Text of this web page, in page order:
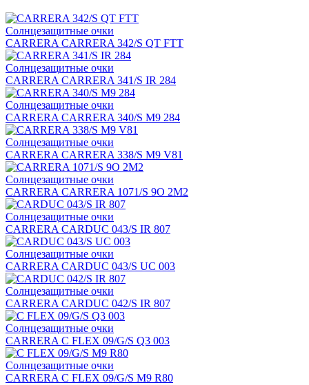
Солнцезащитные очки
CARRERA CARRERA 342/S QT FTT
Солнцезащитные очки
CARRERA CARRERA 341/S IR 284
Солнцезащитные очки
CARRERA CARRERA 340/S M9 284
Солнцезащитные очки
CARRERA CARRERA 338/S M9 V81
Солнцезащитные очки
CARRERA CARRERA 1071/S 9O 2M2
Солнцезащитные очки
CARRERA CARDUC 043/S IR 807
Солнцезащитные очки
CARRERA CARDUC 043/S UC 003
Солнцезащитные очки
CARRERA CARDUC 042/S IR 807
Солнцезащитные очки
CARRERA C FLEX 09/G/S Q3 003
Солнцезащитные очки
CARRERA C FLEX 09/G/S M9 R80